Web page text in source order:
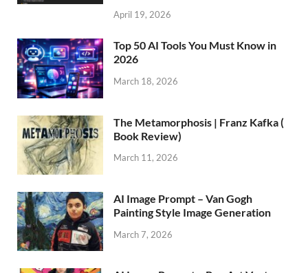
April 19, 2026
Top 50 AI Tools You Must Know in
2026
March 18, 2026
The Metamorphosis | Franz Kafka (
Book Review)
March 11, 2026
AI Image Prompt – Van Gogh
Painting Style Image Generation
March 7, 2026